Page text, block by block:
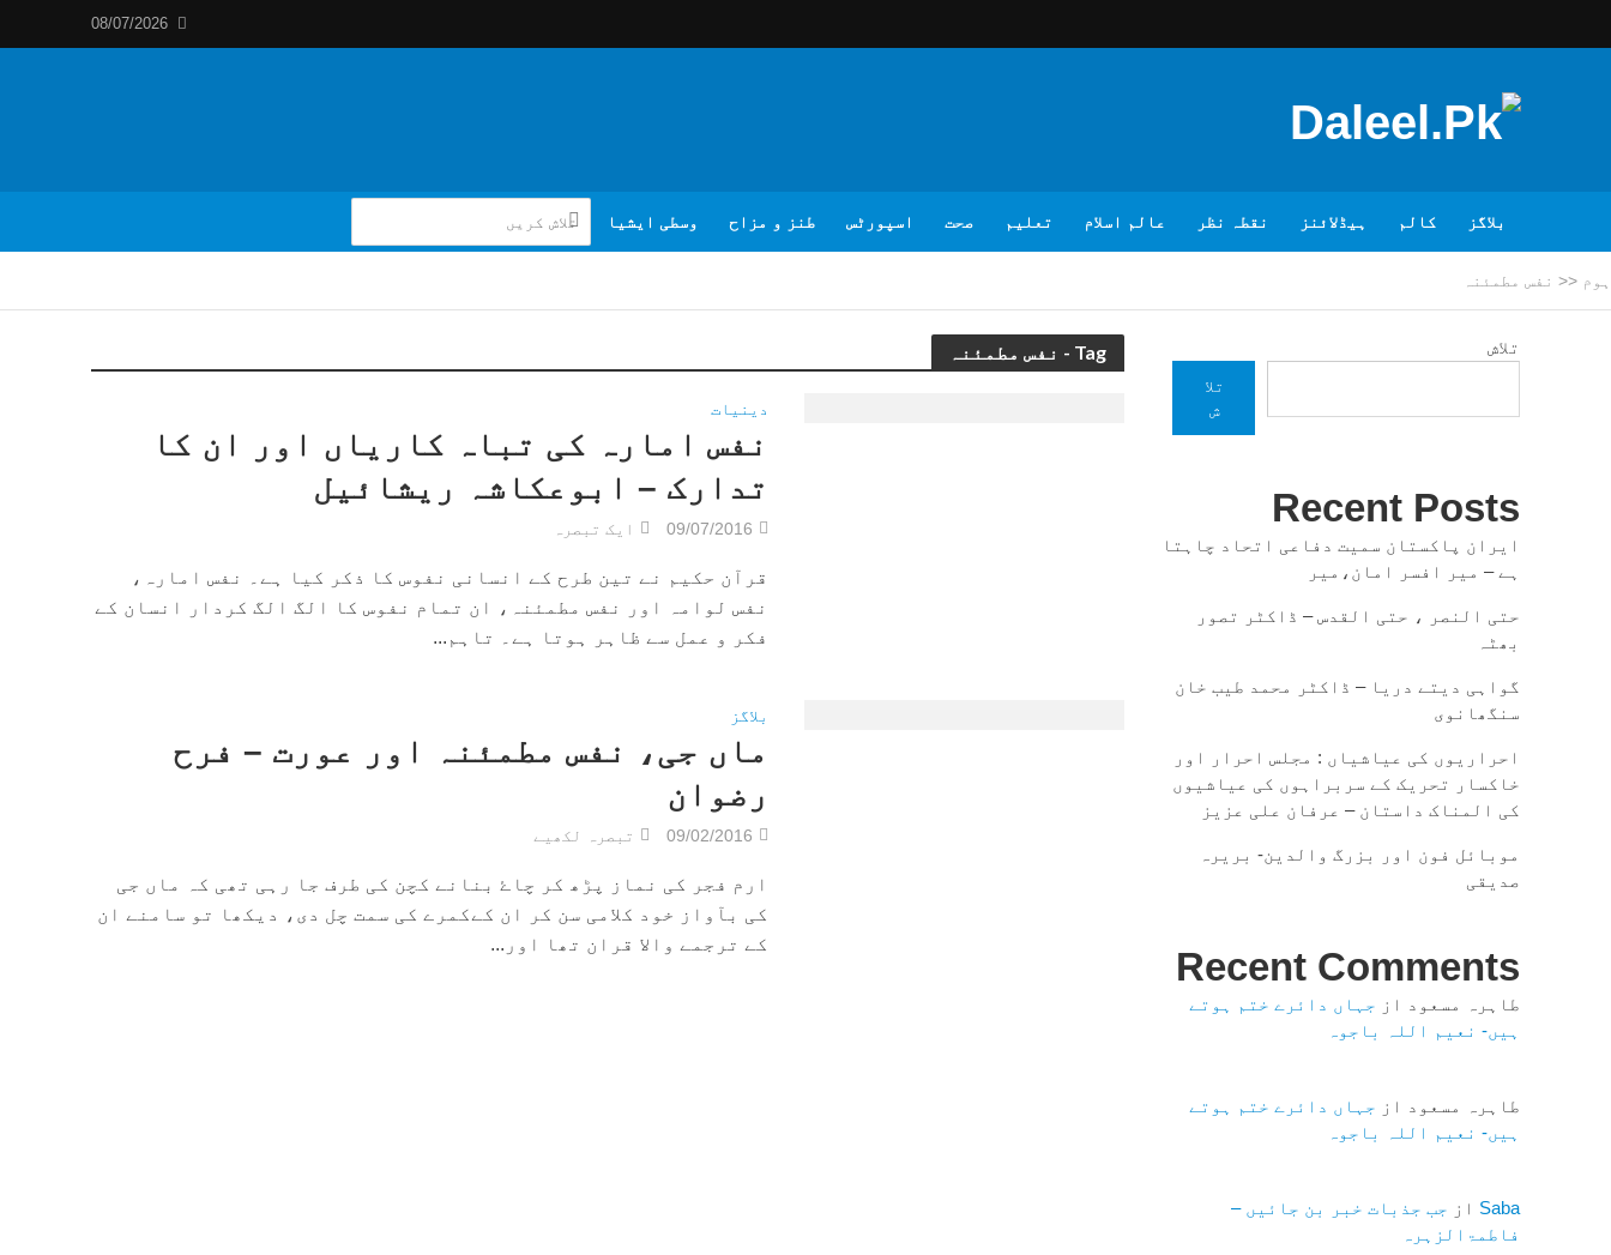
08/07/2026
بلاگز کالم ہیڈلائنز نقطہ نظر عالم اسلام تعلیم صحت اسپورٹس طنز و مزاح وسطی ایشیا
ہوم << نفس مطمئنہ
Tag - نفس مطمئنہ
دینیات
نفس امارہ کی تباہ کاریاں اور ان کا
تدارک – ابوعکاشہ ریشائیل
09/07/2016 ایک تبصرہ
قرآن حکیم نے تین طرح کے انسانی نفوس کا ذکر کیا ہے۔ نفس امارہ،
نفس لوامہ اور نفس مطمئنہ، ان تمام نفوس کا الگ الگ کردار انسان کے
فکر و عمل سے ظاہر ہوتا ہے۔ تاہم...
بلاگز
ماں جی، نفس مطمئنہ اور عورت – فرح
رضوان
09/02/2016 تبصرہ لکھیے
ارم فجر کی نماز پڑھ کر چاۓ بنانے کچن کی طرف جا رہی تھی کہ ماں جی
کی بآواز خود کلامی سن کر ان کےکمرے کی سمت چل دی، دیکھا تو سامنے ان
کے ترجمے والا قران تھا اور...
تلاش
تلا
ش
Recent Posts
ایران پاکستان سمیت دفاعی اتحاد چاہتا
ہے – میر افسر امان،میر
حتی النصر ، حتی القدس – ڈاکٹر تصور
بھٹہ
گواہی دیتے دریا – ڈاکٹر محمد طیب خان
سنگھانوی
احراریوں کی عیاشیاں : مجلس احرار اور
خاکسار تحریک کے سربراہوں کی عیاشیوں
کی المناک داستان – عرفان علی عزیز
موبائل فون اور بزرگ والدین- بریرہ
صدیقی
Recent Comments
طاہرہ مسعود از جہاں دائرے ختم ہوتے
ہیں- نعیم اللہ باجوہ
طاہرہ مسعود از جہاں دائرے ختم ہوتے
ہیں- نعیم اللہ باجوہ
Saba از جب جذبات خبر بن جائیں –
فاطمۃالزہرہ